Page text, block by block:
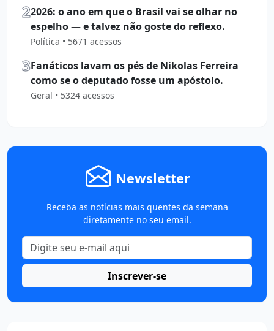
22026: o ano em que o Brasil vai se olhar no
espelho — e talvez não goste do reflexo.
Política • 5671 acessos
3Fanáticos lavam os pés de Nikolas Ferreira
como se o deputado fosse um apóstolo.
Geral • 5324 acessos
Newsletter
Receba as notícias mais quentes da semana
diretamente no seu email.
Inscrever-se